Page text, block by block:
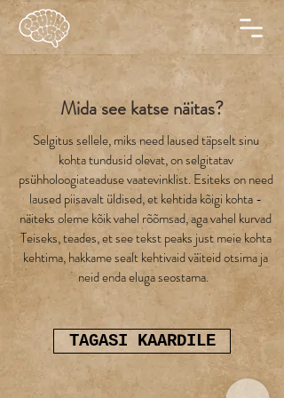
Mida see katse näitas?
Selgitus sellele, miks need laused täpselt sinu
kohta tundusid olevat, on selgitatav
psühholoogiateaduse vaatevinklist. Esiteks on need
laused piisavalt üldised, et kehtida kõigi kohta -
näiteks oleme kõik vahel rõõmsad, aga vahel kurvad
Teiseks, teades, et see tekst peaks just meie kohta
kehtima, hakkame sealt kehtivaid väiteid otsima ja
neid enda eluga seostama.
TAGASI KAARDILE